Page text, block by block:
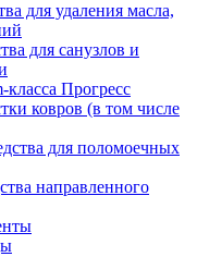
для удаления масла,
для санузлов и
Прогресс
ковров (в том числе
для поломоечных
направленного